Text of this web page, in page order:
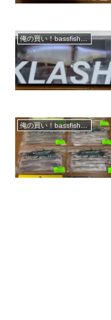
俺の買い！bassfishing
俺の買い！bassfishing